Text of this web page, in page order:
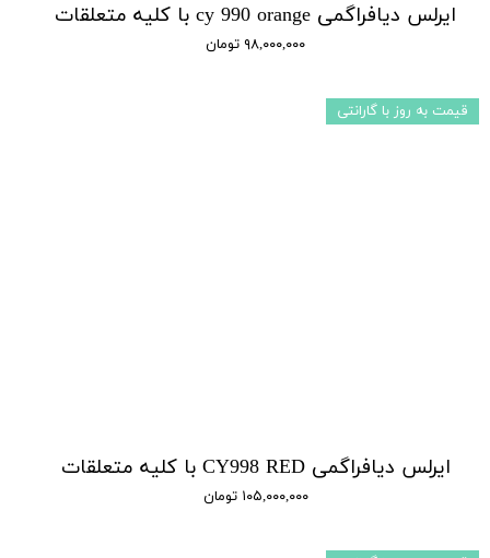
ایرلس دیافراگمی cy 990 orange با کلیه متعلقات
۹۸,۰۰۰,۰۰۰ تومان
ایرلس دیافراگمی CY998 RED با کلیه متعلقات
۱۰۵,۰۰۰,۰۰۰ تومان
قیمت به روز با گارانتی